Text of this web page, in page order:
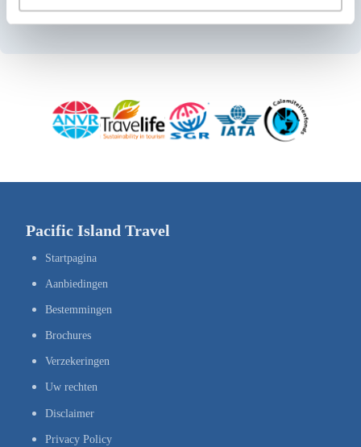
Pacific Island Travel
Startpagina
Aanbiedingen
Bestemmingen
Brochures
Verzekeringen
Uw rechten
Disclaimer
Privacy Policy